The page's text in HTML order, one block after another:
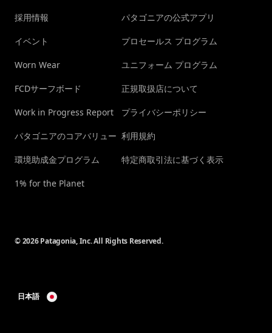
採用情報
イベント
Worn Wear
FCDサーフボード
Work in Progress Report
パタゴニアのコアバリュー
環境助成金プログラム
1% for the Planet
パタゴニアの公式アプリ
プロセールス プログラム
ユニフォーム プログラム
正規取扱店について
プライバシーポリシー
利用規約
特定商取引法に基づく表示
© 2026 Patagonia, Inc. All Rights Reserved.
日本語